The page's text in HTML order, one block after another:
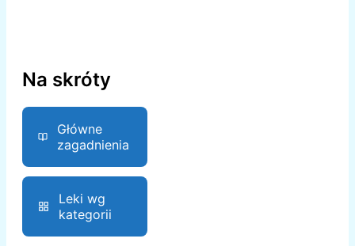
Na skróty
Główne
zagadnienia
Leki wg
kategorii